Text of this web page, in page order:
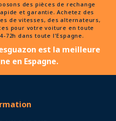
des pièces de rechange
et garantie. Achetez des
de vitesses, des alternateurs,
pour votre voiture en toute
72h dans toute l'Espagne.
est la meilleure
en Espagne.